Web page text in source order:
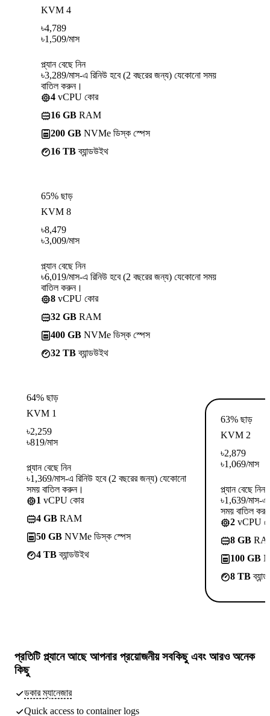
KVM 4
৳4,789
৳1,509/মাস
প্ল্যান বেছে নিন
৳3,289/মাস-এ রিনিউ হবে (2 বছরের জন্য) যেকোনো সময়
বাতিল করুন।
4 vCPU কোর
16 GB RAM
200 GB NVMe ডিস্ক স্পেস
16 TBব্যান্ডউইথ
65% ছাড়
KVM 8
৳8,479
৳3,009/মাস
প্ল্যান বেছে নিন
৳6,019/মাস-এ রিনিউ হবে (2 বছরের জন্য) যেকোনো সময়
বাতিল করুন।
8 vCPU কোর
32 GB RAM
400 GB NVMe ডিস্ক স্পেস
32 TBব্যান্ডউইথ
64% ছাড়
KVM 1
৳2,259
৳819/মাস
প্ল্যান বেছে নিন
৳1,369/মাস-এ রিনিউ হবে (2 বছরের জন্য) যেকোনো
সময় বাতিল করুন।
1 vCPU কোর
4 GB RAM
50 GB NVMe ডিস্ক স্পেস
4 TBব্যান্ডউইথ
63% ছাড়
KVM 2
৳2,879
৳1,069/মাস
প্ল্যান বেছে নিন
৳1,639/মাস-এ
সময় বাতিল
2 vCPU
8 GB
100 GB
8 TB
প্রতিটি প্ল্যানে আছেআপনার প্রয়োজনীয় সবকিছুএবং আরও অনেক
কিছু
ডকার ম্যানেজার
Quick access to container logs